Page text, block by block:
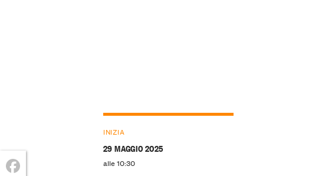
INIZIA
29 MAGGIO 2025
alle 10:30